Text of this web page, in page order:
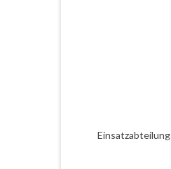
Einsatzabteilung